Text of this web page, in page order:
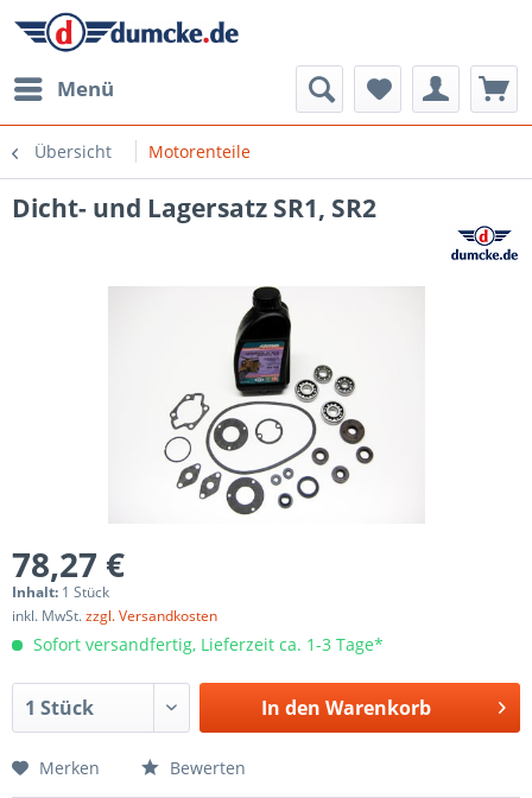
Menü
Übersicht Motorenteile
Dicht- und Lagersatz SR1, SR2
78,27 €
Inhalt: 1 Stück
inkl. MwSt.zzgl. Versandkosten
Sofort versandfertig, Lieferzeit ca. 1-3 Tage*
In den Warenkorb
Merken Bewerten